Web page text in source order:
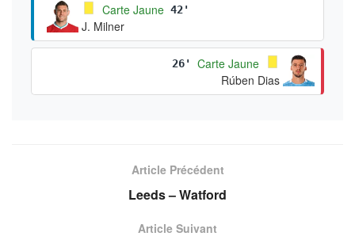
Carte Jaune 42'
J. Milner
26'
Carte Jaune
Rúben Dias
Article Précédent
Leeds – Watford
Article Suivant